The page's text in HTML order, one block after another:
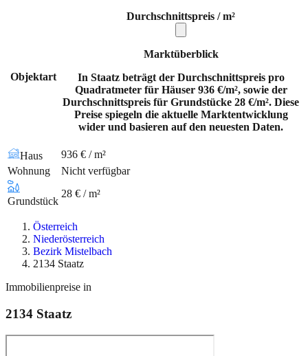
Objektart
Durchschnittspreis / m²
Marktüberblick
In Staatz beträgt der Durchschnittspreis pro
Quadratmeter für Häuser 936 €/m², sowie der
Durchschnittspreis für Grundstücke 28 €/m². Diese
Preise spiegeln die aktuelle Marktentwicklung
wider und basieren auf den neuesten Daten.
Haus
936 € / m²
Wohnung
Nicht verfügbar
Grundstück
28 € / m²
Österreich
Niederösterreich
Bezirk Mistelbach
2134 Staatz
Immobilienpreise in
2134 Staatz